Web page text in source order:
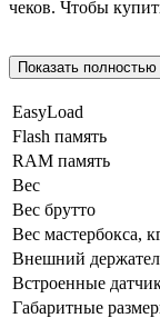
чеков. Чтобы
Показать полностью
EasyLoad
Flash память
RAM память
Вес
Вес брутто
Вес мастербокса,
Внешний
Встроенные
Габаритные